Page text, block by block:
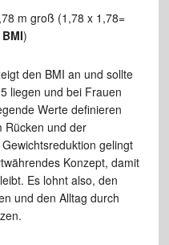
m groß (1,78 x 1,78=
)
den BMI an und sollte
liegen und bei Frauen
Werte definieren
Rücken und der
gelingt
Konzept, damit
Es lohnt also, den
und den Alltag durch